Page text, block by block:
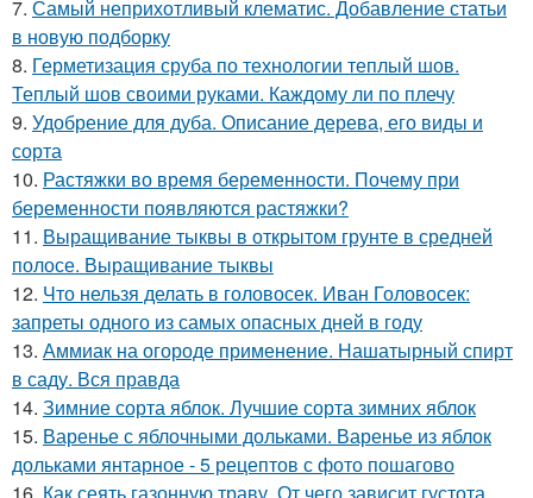
7. Самый неприхотливый клематис. Добавление статьи
в новую подборку
8. Герметизация сруба по технологии теплый шов.
Теплый шов своими руками. Каждому ли по плечу
9. Удобрение для дуба. Описание дерева, его виды и
сорта
10. Растяжки во время беременности. Почему при
беременности появляются растяжки?
11. Выращивание тыквы в открытом грунте в средней
полосе. Выращивание тыквы
12. Что нельзя делать в головосек. Иван Головосек:
запреты одного из самых опасных дней в году
13. Аммиак на огороде применение. Нашатырный спирт
в саду. Вся правда
14. Зимние сорта яблок. Лучшие сорта зимних яблок
15. Варенье с яблочными дольками. Варенье из яблок
дольками янтарное - 5 рецептов с фото пошагово